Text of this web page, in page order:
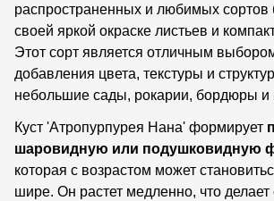
распространенных и любимых сортов
своей яркой окраске листьев и
Этот сорт является отличным
добавления цвета, текстуры и
небольшие сады, рокарии, бордюры и
Куст 'Атропурпурея Нана' формирует
шаровидную или подушковидную
которая с возрастом может
шире. Он растет медленно, что делает